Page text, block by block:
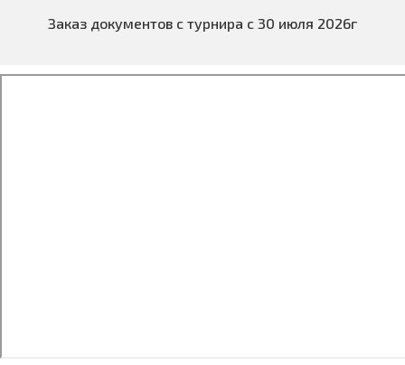
Заказ документов с турнира с 30 июля 2026г